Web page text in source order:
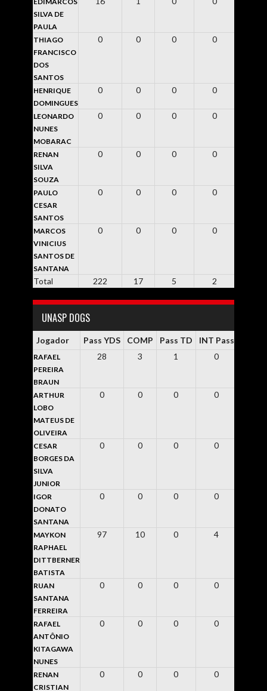
SILVA DE
PAULA
THIAGO
FRANCISCO
DOS
SANTOS
0 0 0 0
HENRIQUE
DOMINGUES
0 0 0 0
LEONARDO
NUNES
MOBARAC
0 0 0 0
RENAN
SILVA
SOUZA
0 0 0 0
PAULO
CESAR
SANTOS
0 0 0 0
MARCOS
VINICIUS
SANTOS DE
SANTANA
0 0 0 0
Total 222 17 5 2
UNASP DOGS
Jogador Pass YDS COMP Pass TD INT Pass
RAFAEL
PEREIRA
BRAUN
28 3 1 0
ARTHUR
LOBO
MATEUS DE
OLIVEIRA
0 0 0 0
CESAR
BORGES DA
SILVA
JUNIOR
0 0 0 0
IGOR
DONATO
SANTANA
0 0 0 0
MAYKON
RAPHAEL
DITTBERNER
BATISTA
97 10 0 4
RUAN
SANTANA
FERREIRA
0 0 0 0
RAFAEL
ANTÔNIO
KITAGAWA
NUNES
0 0 0 0
RENAN
CRISTIAN
0 0 0 0